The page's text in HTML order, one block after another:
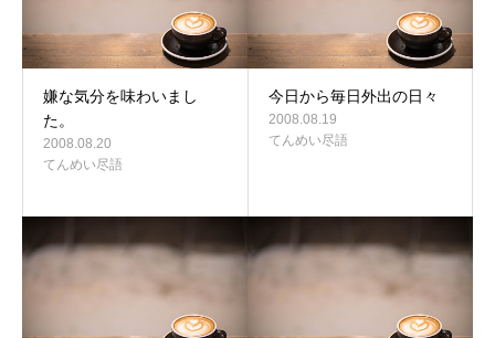
嫌な気分を味わいまし
た。
2008.08.20
てんめい尽語
今日から毎日外出の日々
2008.08.19
てんめい尽語